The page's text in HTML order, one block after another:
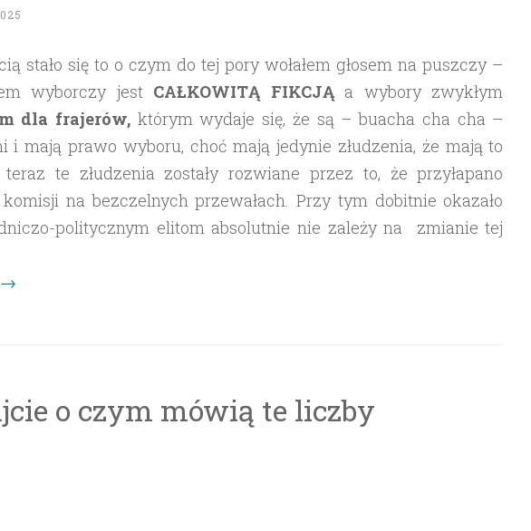
stało się to o czym do tej pory wołałem głosem na puszczy –
wyborczy jest CAŁKOWITĄ FIKCJĄ a wybory zwykłym
dla frajerów,którym wydaje się, że są – buacha cha cha –
i mają prawo wyboru, choć mają jedynie złudzenia, że mają to
te złudzenia zostały rozwiane przez to, że przyłapano
na bezczelnych przewałach. Przy tym dobitnie okazało
politycznym elitom absolutnie nie zależy na zmianie tej
„Fikcyjność
→
o czym mówią te liczby